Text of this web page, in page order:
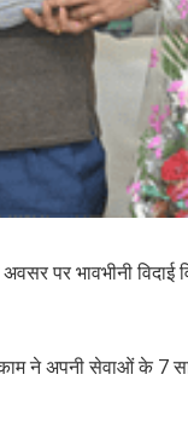
पर भावभीनी विदाई
ने अपनी सेवाओं के 7